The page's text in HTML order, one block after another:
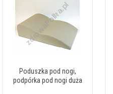
Poduszka pod nogi,
podpórka pod nogi duża